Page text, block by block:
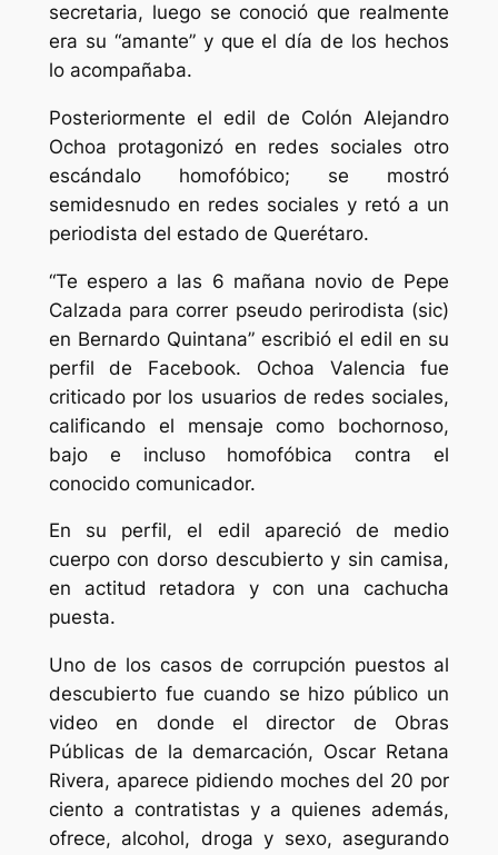
secretaria, luego se conoció que realmente
era su “amante” y que el día de los hechos
lo acompañaba.
Posteriormente el edil de Colón Alejandro
Ochoa protagonizó en redes sociales otro
escándalo homofóbico; se mostró
semidesnudo en redes sociales y retó a un
periodista del estado de Querétaro.
“Te espero a las 6 mañana novio de Pepe
Calzada para correr pseudo perirodista (sic)
en Bernardo Quintana” escribió el edil en su
perfil de Facebook. Ochoa Valencia fue
criticado por los usuarios de redes sociales,
calificando el mensaje como bochornoso,
bajo e incluso homofóbica contra el
conocido comunicador.
En su perfil, el edil apareció de medio
cuerpo con dorso descubierto y sin camisa,
en actitud retadora y con una cachucha
puesta.
Uno de los casos de corrupción puestos al
descubierto fue cuando se hizo público un
video en donde el director de Obras
Públicas de la demarcación, Oscar Retana
Rivera, aparece pidiendo moches del 20 por
ciento a contratistas y a quienes además,
ofrece, alcohol, droga y sexo, asegurando